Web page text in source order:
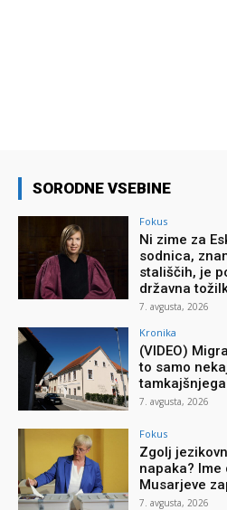
SORODNE VSEBINE
Fokus
Ni zime za
sodnica,
stališčih, je
državna
7. avgusta, 2026
Kronika
(VIDEO)
to samo
7. avgusta, 2026
Fokus
Zgolj
napaka?
Musarjeve
7. avgusta, 2026